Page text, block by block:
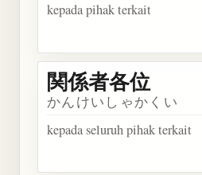
kepada pihak terkait
関係者各位
かんけいしゃかくい
kepada seluruh pihak terkait